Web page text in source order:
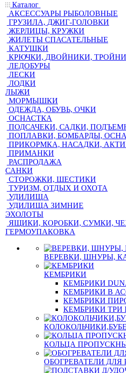
Каталог
АКСЕССУАРЫ РЫБОЛОВНЫЕ
ГРУЗИЛА, ДЖИГ-ГОЛОВКИ
ЖЕРЛИЦЫ, КРУЖКИ
ЖИЛЕТЫ СПАСАТЕЛЬНЫЕ
КАТУШКИ
КРЮЧКИ, ДВОЙНИКИ,
ЛЕДОБУРЫ
ЛЕСКИ
ЛОДКИ
ЛЫЖИ
МОРМЫШКИ
ОДЕЖДА, ОБУВЬ, ОЧКИ
ОСНАСТКА
ПОДСАЧЕКИ, САДКИ,
ПОПЛАВКИ, БОМБАРДЫ,
ПРИКОРМКА, НАСАДКИ,
ПРИМАНКИ
РАСПРОДАЖА
САНКИ
СТОРОЖКИ, ШЕСТИКИ
ТУРИЗМ, ОТДЫХ И ОХОТА
УДИЛИЩА
УДИЛИЩА ЗИМНИЕ
ЭХОЛОТЫ
ЯЩИКИ, КОРОБКИ, СУМКИ,
ГЕРМОУПАКОВКА
ВЕРЕВКИ, ШНУРЫ,
КЕМБРИКИ
КЕМБРИКИ
КЕМБРИКИ В
КЕМБРИКИ
КЕМБРИКИ ТРИ
КОЛЬЦА
ОБОГРЕВАТЕЛИ ДЛЯ